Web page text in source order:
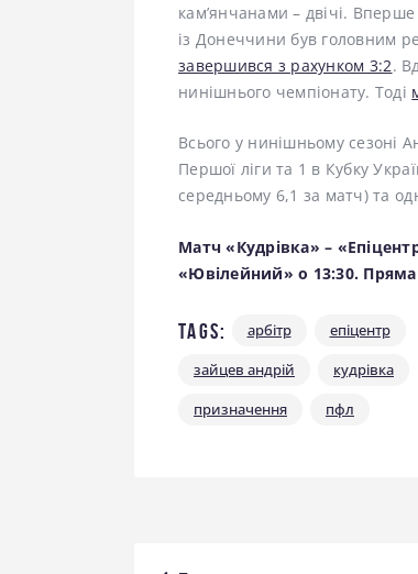
кам’янчанами – двічі.
із Донеччини був головним
завершився з рахунком 3:2.
нинішнього чемпіонату. Тоді
Всього у нинішньому сезоні
Першої ліги та 1 в Кубку
середньому 6,1 за матч) та
Матч «Кудрівка» –
«Ювілейний» о 13:30. Пряма
Tags: арбітр
епіцентр
зайцев андрій
кудрівка
призначення
пфл